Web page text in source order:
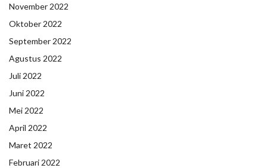
November 2022
Oktober 2022
September 2022
Agustus 2022
Juli 2022
Juni 2022
Mei 2022
April 2022
Maret 2022
Februari 2022